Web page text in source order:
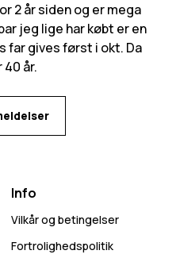
2 år siden og er mega
jeg lige har købt er en
far gives først i okt. Da
40 år.
Info
Vilkår og betingelser
Fortrolighedspolitik